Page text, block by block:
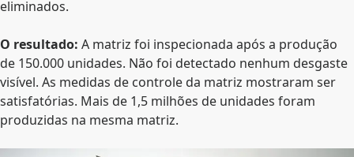
eliminados.
O resultado: A matriz foi inspecionada após a produção
de 150.000 unidades. Não foi detectado nenhum desgaste
visível. As medidas de controle da matriz mostraram ser
satisfatórias. Mais de 1,5 milhões de unidades foram
produzidas na mesma matriz.